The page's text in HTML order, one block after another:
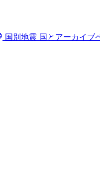
国別地震 国とアーカイブ